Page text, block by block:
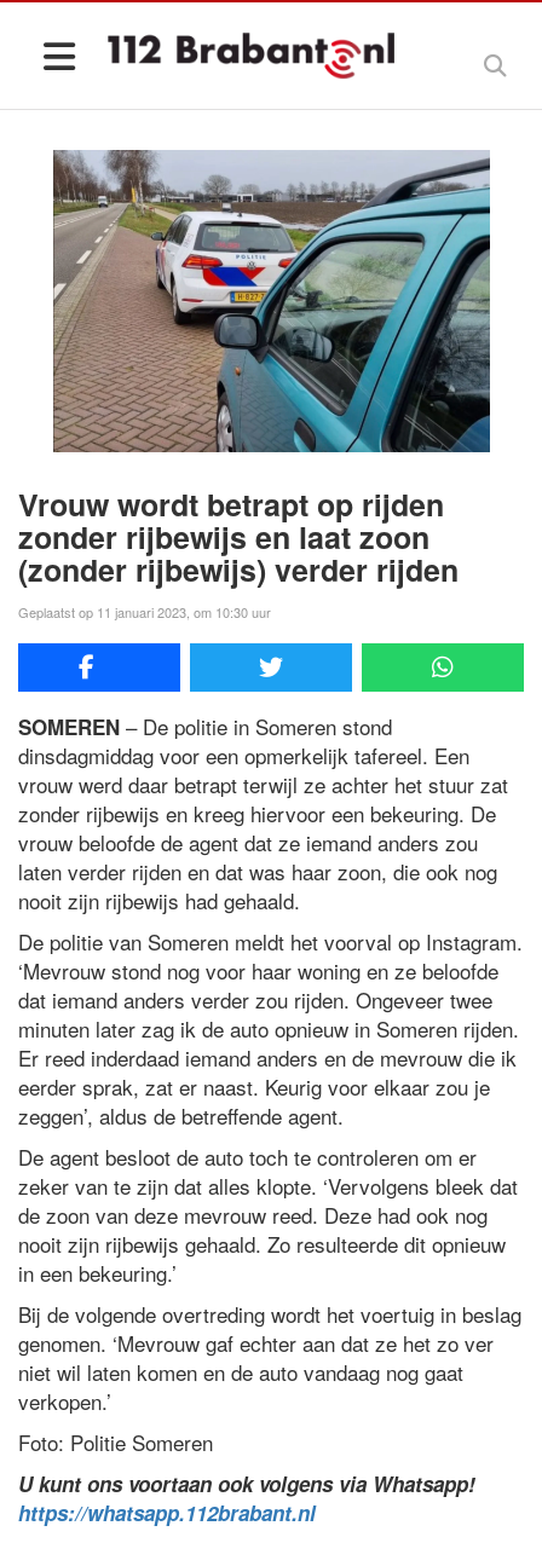
Vrouw wordt betrapt op rijden
zonder rijbewijs en laat zoon
(zonder rijbewijs) verder rijden
Geplaatst op 11 januari 2023, om 10:30 uur
SOMEREN – De politie in Someren stond
dinsdagmiddag voor een opmerkelijk tafereel. Een
vrouw werd daar betrapt terwijl ze achter het stuur zat
zonder rijbewijs en kreeg hiervoor een bekeuring. De
vrouw beloofde de agent dat ze iemand anders zou
laten verder rijden en dat was haar zoon, die ook nog
nooit zijn rijbewijs had gehaald.
De politie van Someren meldt het voorval op Instagram.
‘Mevrouw stond nog voor haar woning en ze beloofde
dat iemand anders verder zou rijden. Ongeveer twee
minuten later zag ik de auto opnieuw in Someren rijden.
Er reed inderdaad iemand anders en de mevrouw die ik
eerder sprak, zat er naast. Keurig voor elkaar zou je
zeggen’, aldus de betreffende agent.
De agent besloot de auto toch te controleren om er
zeker van te zijn dat alles klopte. ‘Vervolgens bleek dat
de zoon van deze mevrouw reed. Deze had ook nog
nooit zijn rijbewijs gehaald. Zo resulteerde dit opnieuw
in een bekeuring.’
Bij de volgende overtreding wordt het voertuig in beslag
genomen. ‘Mevrouw gaf echter aan dat ze het zo ver
niet wil laten komen en de auto vandaag nog gaat
verkopen.’
Foto: Politie Someren
U kunt ons voortaan ook volgens via Whatsapp!
https://whatsapp.112brabant.nl